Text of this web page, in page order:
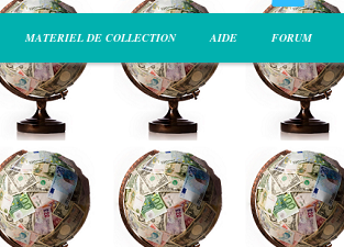
MATERIEL DE COLLECTION AIDE FORUM